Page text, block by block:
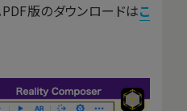
PDF版のダウンロードはこ